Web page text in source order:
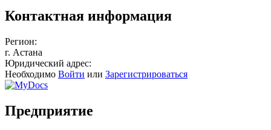
Контактная информация
Регион:
г. Астана
Юридический адрес:
Необходимо Войти или Зарегистрироваться
Предприятие